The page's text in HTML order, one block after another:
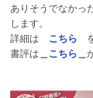
ありそうでなかっ
します。
詳細は
こちら
書評は ＿こちら＿